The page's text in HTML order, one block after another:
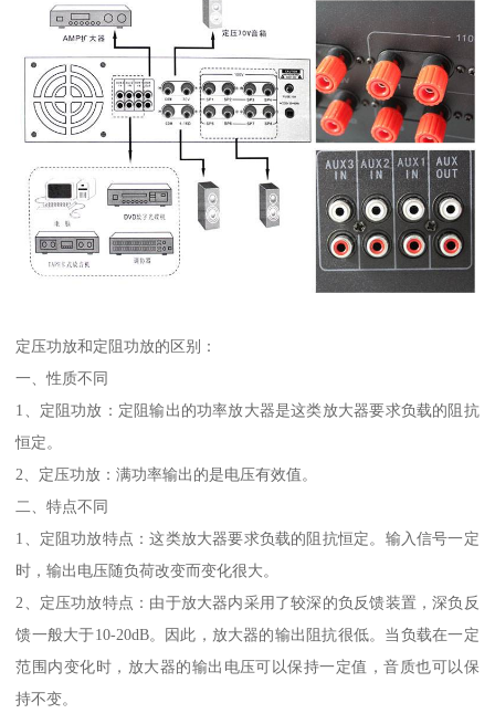
定压功放和定阻功放的区别：
一、性质不同
1、定阻功放：定阻输出的功率放大器是这类放大器要求负载的阻抗
恒定。
2、定压功放：满功率输出的是电压有效值。
二、特点不同
1、定阻功放特点：这类放大器要求负载的阻抗恒定。输入信号一定
时，输出电压随负荷改变而变化很大。
2、定压功放特点：由于放大器内采用了较深的负反馈装置，深负反
馈一般大于10-20dB。因此，放大器的输出阻抗很低。当负载在一定
范围内变化时，放大器的输出电压可以保持一定值，音质也可以保
持不变。